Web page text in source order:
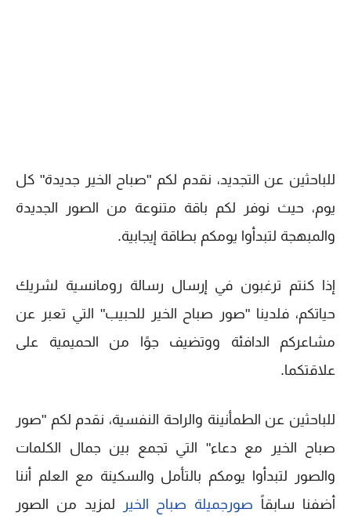
للباحثين عن التجديد، نقدم لكم "صباح الخير جديدة" كل
يوم، حيث نوفر لكم باقة متنوعة من الصور الجديدة
والمبهجة لتبدأوا يومكم بطاقة إيجابية.
إذا كنتم ترغبون في إرسال رسالة رومانسية لشريك
حياتكم، فلدينا "صور صباح الخير للحبيب" التي تعبر عن
مشاعركم الدافئة ووتضيف جوًا من الحميمية على
علاقتكما.
للباحثين عن الطمأنينة والراحة النفسية، نقدم لكم "صور
صباح الخير مع دعاء" التي تجمع بين جمال الكلمات
والصور لتبدأوا يومكم بالتأمل والسكينة مع العلم أننا
أضفنا سابقاً صورجميلة صباح الخير
لمزيد من الصور